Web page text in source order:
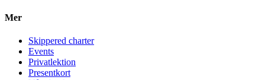
Mer
Skippered charter
Events
Privatlektion
Presentkort